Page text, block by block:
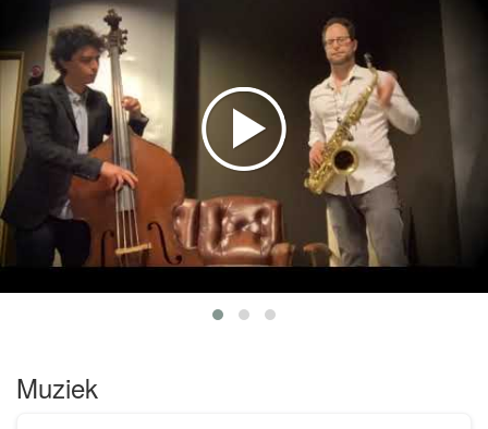
These guys can keep it more in the box and lively
as well.
Muziek